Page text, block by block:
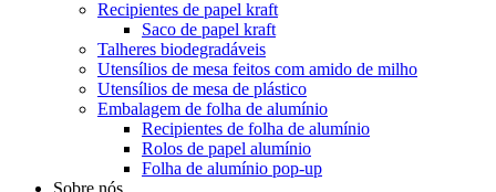
Recipientes de papel kraft
Saco de papel kraft
Talheres biodegradáveis
Utensílios de mesa feitos com amido de milho
Utensílios de mesa de plástico
Embalagem de folha de alumínio
Recipientes de folha de alumínio
Rolos de papel alumínio
Folha de alumínio pop-up
Sobre nós